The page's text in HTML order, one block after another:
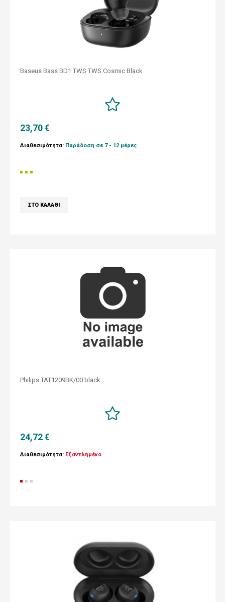
Baseus Bass BD1 TWS TWS Cosmic Black
23,70 €
Διαθεσιμότητα: Παράδοση σε 7 - 12 μέρες
Philips TAT1209BK/00 black
24,72 €
Διαθεσιμότητα: Εξαντλημένο